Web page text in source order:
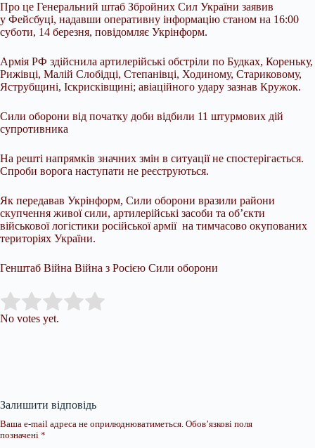
Про це Генеральний штаб Збройних Сил України заявив
у Фейсбуці, надавши оперативну інформацію станом на 16:00
суботи, 14 березня, повідомляє Укрінформ.
Армія РФ здійснила артилерійські обстріли по Будках, Кореньку,
Рижівці, Малій Слобідці, Степанівці, Ходиному, Стариковому,
Яструбщині, Іскрисківщині; авіаційного удару зазнав Кружок.
Сили оборони від початку доби відбили 11 штурмових дій
супротивника
На решті напрямків значних змін в ситуації не спостерігається.
Спроби ворога наступати не реєструються.
Як передавав Укрінформ, Сили оборони вразили райони
скупчення живої сили, артилерійські засоби та об’єкти
військової логістики російської армії на тимчасово окупованих
територіях України.
Генштаб Війна Війна з Росією Сили оборони
Rate this item:
No votes yet.
Залишити відповідь
Ваша e-mail адреса не оприлюднюватиметься. Обов’язкові поля
позначені *